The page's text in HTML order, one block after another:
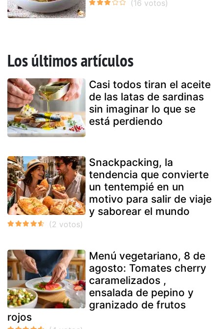
Los últimos artículos
Casi todos tiran el aceite
de las latas de sardinas
sin imaginar lo que se
está perdiendo
Snackpacking, la
tendencia que convierte
un tentempié en un
motivo para salir de viaje
y saborear el mundo
Menú vegetariano, 8 de
agosto: Tomates cherry
caramelizados ,
ensalada de pepino y
granizado de frutos
rojos